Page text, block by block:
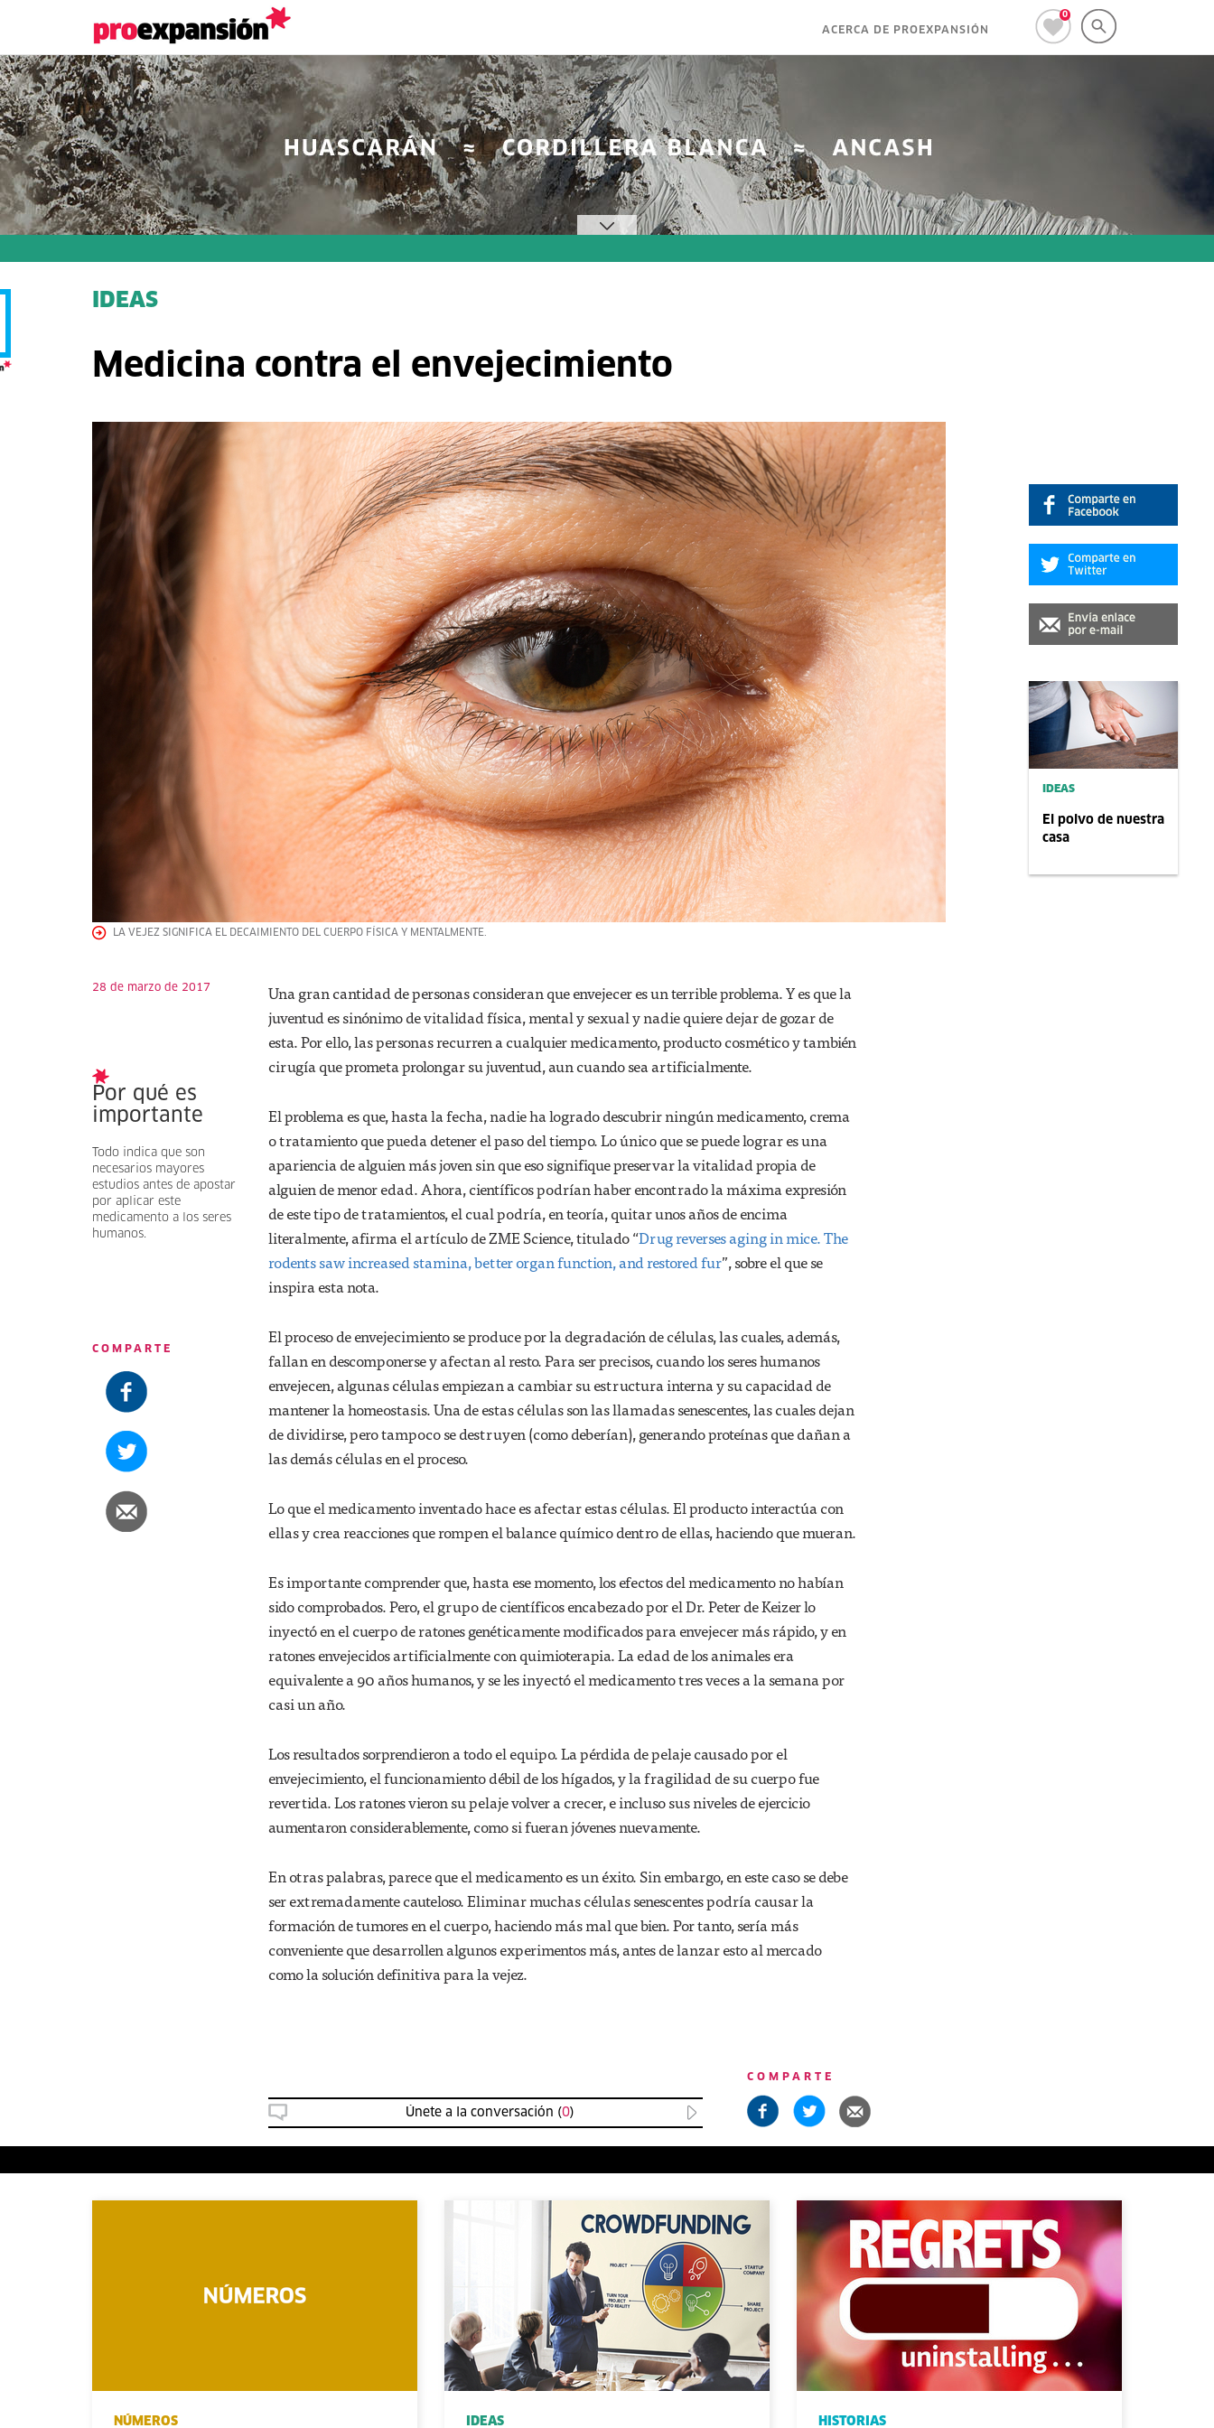
0
ACERCA DE PROEXPANSIÓN
IDEAS
El polvo de nuestra
casa
IDEAS
Medicina contra el envejecimiento
LA VEJEZ SIGNIFICA EL DECAIMIENTO DEL CUERPO FÍSICA Y MENTALMENTE.
28 de marzo de 2017
Por qué es
importante
Todo indica que son
necesarios mayores
estudios antes de apostar
por aplicar este
medicamento a los seres
humanos.
COMPARTE
Una gran cantidad de personas consideran que envejecer es un terrible problema. Y es que la
juventud es sinónimo de vitalidad física, mental y sexual y nadie quiere dejar de gozar de
esta. Por ello, las personas recurren a cualquier medicamento, producto cosmético y también
cirugía que prometa prolongar su juventud, aun cuando sea artificialmente.
El problema es que, hasta la fecha, nadie ha logrado descubrir ningún medicamento, crema
o tratamiento que pueda detener el paso del tiempo. Lo único que se puede lograr es una
apariencia de alguien más joven sin que eso signifique preservar la vitalidad propia de
alguien de menor edad. Ahora, científicos podrían haber encontrado la máxima expresión
de este tipo de tratamientos, el cual podría, en teoría, quitar unos años de encima
literalmente, afirma el artículo de ZME Science, titulado “Drug reverses aging in mice. The
rodents saw increased stamina, better organ function, and restored fur”, sobre el que se
inspira esta nota.
El proceso de envejecimiento se produce por la degradación de células, las cuales, además,
fallan en descomponerse y afectan al resto. Para ser precisos, cuando los seres humanos
envejecen, algunas células empiezan a cambiar su estructura interna y su capacidad de
mantener la homeostasis. Una de estas células son las llamadas senescentes, las cuales dejan
de dividirse, pero tampoco se destruyen (como deberían), generando proteínas que dañan a
las demás células en el proceso.
Lo que el medicamento inventado hace es afectar estas células. El producto interactúa con
ellas y crea reacciones que rompen el balance químico dentro de ellas, haciendo que mueran.
Es importante comprender que, hasta ese momento, los efectos del medicamento no habían
sido comprobados. Pero, el grupo de científicos encabezado por el Dr. Peter de Keizer lo
inyectó en el cuerpo de ratones genéticamente modificados para envejecer más rápido, y en
ratones envejecidos artificialmente con quimioterapia. La edad de los animales era
equivalente a 90 años humanos, y se les inyectó el medicamento tres veces a la semana por
casi un año.
Los resultados sorprendieron a todo el equipo. La pérdida de pelaje causado por el
envejecimiento, el funcionamiento débil de los hígados, y la fragilidad de su cuerpo fue
revertida. Los ratones vieron su pelaje volver a crecer, e incluso sus niveles de ejercicio
aumentaron considerablemente, como si fueran jóvenes nuevamente.
En otras palabras, parece que el medicamento es un éxito. Sin embargo, en este caso se debe
ser extremadamente cauteloso. Eliminar muchas células senescentes podría causar la
formación de tumores en el cuerpo, haciendo más mal que bien. Por tanto, sería más
conveniente que desarrollen algunos experimentos más, antes de lanzar esto al mercado
como la solución definitiva para la vejez.
Únete a la conversación (0)
COMPARTE
NÚMEROS IDEAS HISTORIAS